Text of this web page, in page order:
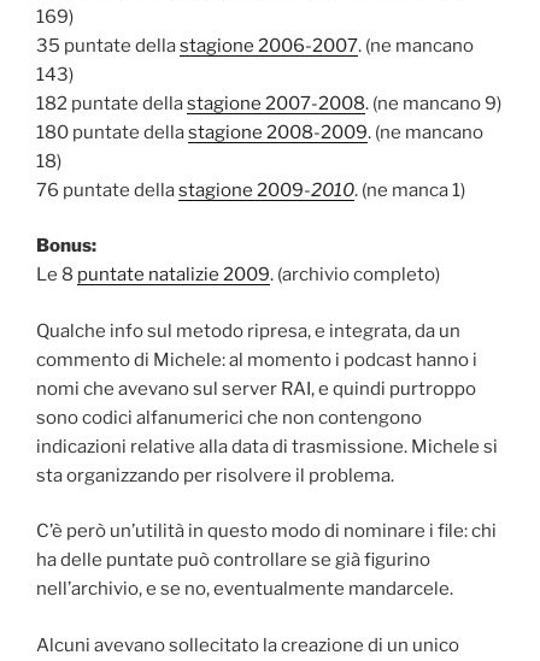
169)
35 puntate dellastagione 2006-2007. (ne mancano
143)
182 puntate dellastagione 2007-2008. (ne mancano 9)
180 puntate dellastagione 2008-2009. (ne mancano
18)
76 puntate dellastagione 2009-2010. (ne manca 1)
Bonus:
Le 8 puntate natalizie 2009. (archivio completo)
Qualche info sul metodo ripresa, e integrata, da un
commento di Michele: al momento i podcast hanno i
nomi che avevano sul server RAI, e quindi purtroppo
sono codici alfanumerici che non contengono
indicazioni relative alla data di trasmissione. Michele si
sta organizzando per risolvere il problema.
C’è però un’utilità in questo modo di nominare i file: chi
ha delle puntate può controllare se già figurino
nell’archivio, e se no, eventualmente mandarcele.
Alcuni avevano sollecitato la creazione di un unico